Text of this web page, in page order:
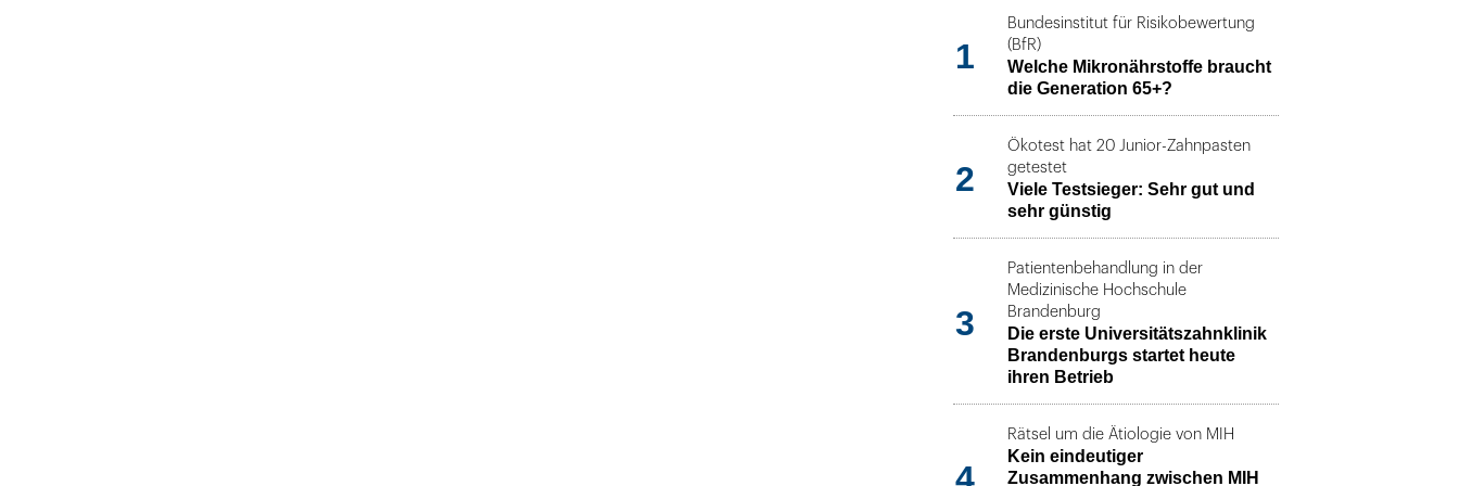
1
Bundesinstitut für Risikobewertung
(BfR)
Welche Mikronährstoffe braucht
die Generation 65+?
2
Ökotest hat 20 Junior-Zahnpasten
getestet
Viele Testsieger: Sehr gut und
sehr günstig
3
Patientenbehandlung in der
Medizinische Hochschule
Brandenburg
Die erste Universitätszahnklinik
Brandenburgs startet heute
ihren Betrieb
4
Rätsel um die Ätiologie von MIH
Kein eindeutiger
Zusammenhang zwischen MIH